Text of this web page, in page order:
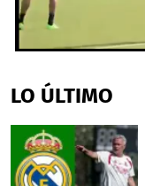
of
1
32
seconds
LO ÚLTIMO